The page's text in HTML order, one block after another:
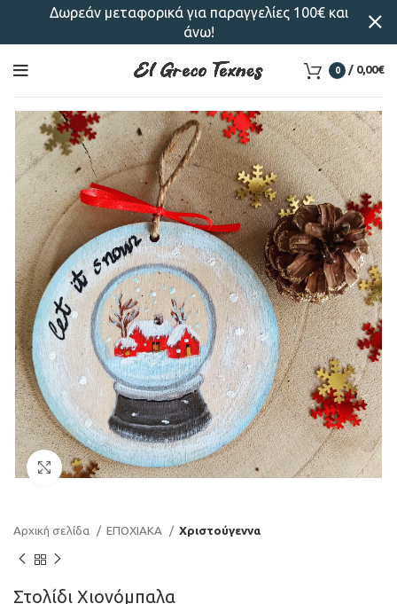
0 / 0,00€
Click to enlarge
Αρχική σελίδα ΕΠΟΧΙΑΚΑ Χριστούγεννα
Στολίδι Χιονόμπαλα
Δωρεάν μεταφορικά για παραγγελίες 100€ και
άνω!